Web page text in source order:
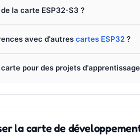
la carte ESP32-S3 ?
avec d'autres cartes ESP32 ?
pour des projets
la carte de